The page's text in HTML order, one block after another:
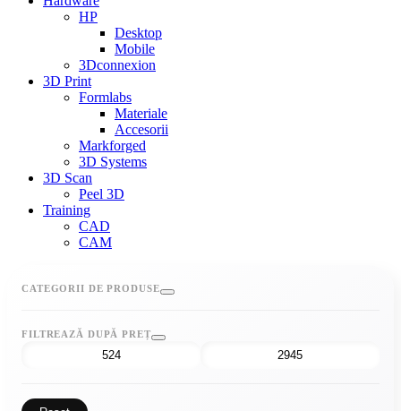
HP
Desktop
Mobile
3Dconnexion
3D Print
Formlabs
Materiale
Accesorii
Markforged
3D Systems
3D Scan
Peel 3D
Training
CAD
CAM
CATEGORII DE PRODUSE
FILTREAZĂ DUPĂ PREȚ